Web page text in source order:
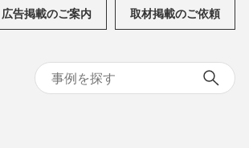
広告掲載のご案内 取材掲載のご依頼